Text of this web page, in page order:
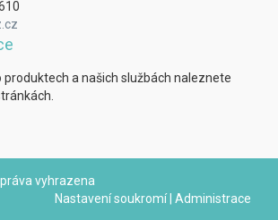
produktech a našich službách naleznete
vyhrazena
Nastavení soukromí| Administrace